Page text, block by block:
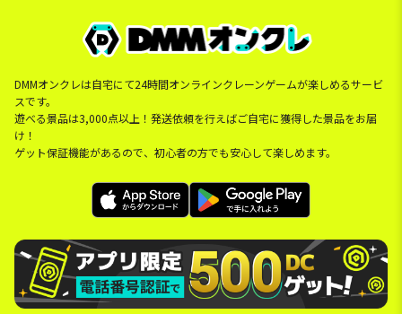
DMMオンクレは自宅にて24時間オンラインクレーンゲームが楽しめるサービ
スです。
遊べる景品は3,000点以上！発送依頼を行えばご自宅に獲得した景品をお届
け！
ゲット保証機能があるので、初心者の方でも安心して楽しめます。